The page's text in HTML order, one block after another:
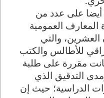
أيضا على عدد من
العمومية
والتي
للأطالس والكتب
مقررة على طلبة
التدقيق الذي
الدراسية؛ حيث إن